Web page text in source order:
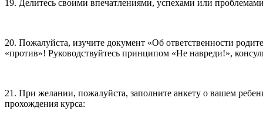
19. Делитесь своими впечатлениями, успехами или
20. Пожалуйста, изучите документ «Об ответственности
«против»! Руководствуйтесь принципом «Не навреди!»,
21. При желании, пожалуйста, заполните анкету о вашем
прохождения курса: